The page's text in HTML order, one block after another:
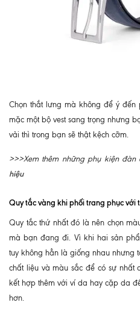
Chọn thắt lưng mà không để ý
mặc một bộ vest sang trọng nhưng
vải thì trong bạn sẽ thật kệch cỡm.
>>>Xem thêm những phụ kiện đàn
hiệu
Quy tắc vàng khi phối trang phục với
Quy tắc thứ nhất đó là nên chọn
mà bạn đang đi. Vì khi hai sản
tuy không hẳn là giống nhau nhưng
chất liệu và màu sắc để có sự nhất
kết hợp thêm với ví da hay cặp da
hơn.